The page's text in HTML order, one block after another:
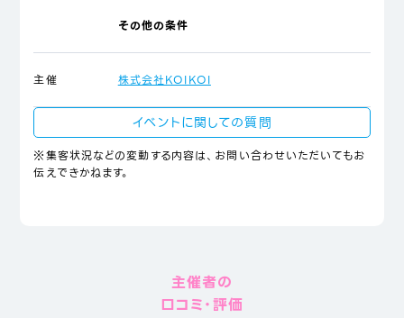
その他の条件
主催 株式会社KOIKOI
イベントに関しての質問
※集客状況などの変動する内容は、お問い合わせいただいてもお
伝えできかねます。
主催者の
口コミ・評価